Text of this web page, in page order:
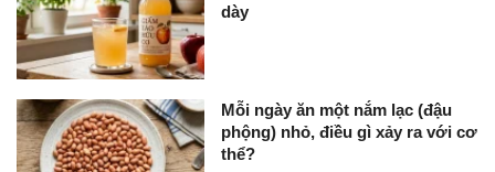
dày
Mỗi ngày ăn một nắm lạc (đậu
phộng) nhỏ, điều gì xảy ra với cơ
thể?